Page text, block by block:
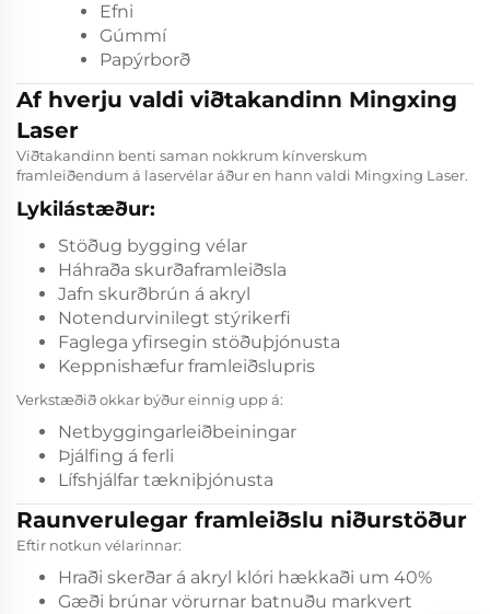
Efni
Gúmmí
Papýrborð
Af hverju valdi viðtakandinn Mingxing
Laser
Viðtakandinn benti saman nokkrum kínverskum
framleiðendum á laservélar áður en hann valdi Mingxing Laser.
Lykilástæður:
Stöðug bygging vélar
Háhraða skurðaframleiðsla
Jafn skurðbrún á akryl
Notendurvinilegt stýrikerfi
Faglega yfirsegin stöðuþjónusta
Keppnishæfur framleiðslupris
Verkstæðið okkar býður einnig upp á:
Netbyggingarleiðbeiningar
Þjálfing á ferli
Lífshjálfar tækniþjónusta
Raunverulegar framleiðslu niðurstöður
Eftir notkun vélarinnar:
Hraði skerðar á akryl klóri hækkaði um 40%
Gæði brúnar vörurnar batnuðu markvert